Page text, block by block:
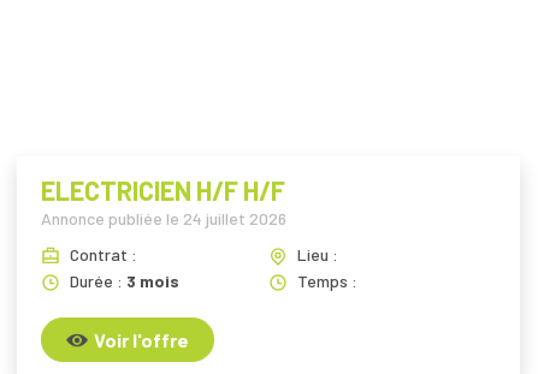
ELECTRICIEN H/F H/F
Annonce publiée le 24 juillet 2026
Contrat :
Lieu :
Durée : 3 mois Temps :
Voir l'offre